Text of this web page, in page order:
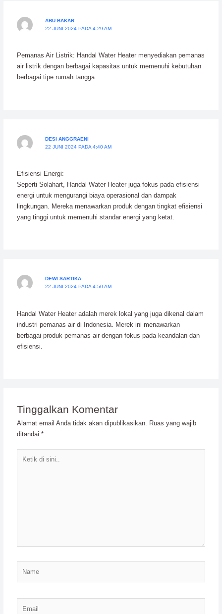
ABU BAKAR
22 JUNI 2024 PADA 4:29 AM
Pemanas Air Listrik: Handal Water Heater menyediakan pemanas
air listrik dengan berbagai kapasitas untuk memenuhi kebutuhan
berbagai tipe rumah tangga.
DESI ANGGRAENI
22 JUNI 2024 PADA 4:40 AM
Efisiensi Energi:
Seperti Solahart, Handal Water Heater juga fokus pada efisiensi
energi untuk mengurangi biaya operasional dan dampak
lingkungan. Mereka menawarkan produk dengan tingkat efisiensi
yang tinggi untuk memenuhi standar energi yang ketat.
DEWI SARTIKA
22 JUNI 2024 PADA 4:50 AM
Handal Water Heater adalah merek lokal yang juga dikenal dalam
industri pemanas air di Indonesia. Merek ini menawarkan
berbagai produk pemanas air dengan fokus pada keandalan dan
efisiensi.
Tinggalkan Komentar
Alamat email Anda tidak akan dipublikasikan. Ruas yang wajib
ditandai*